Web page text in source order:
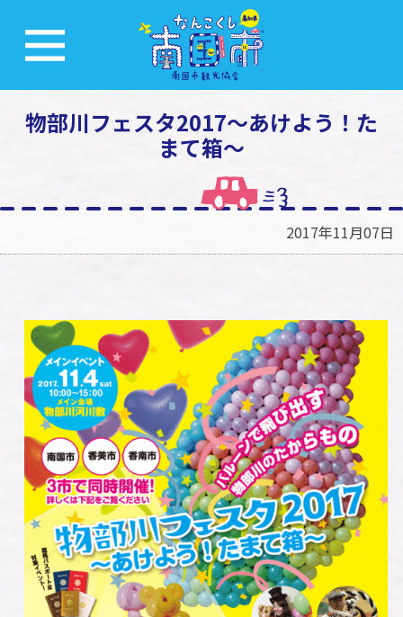
物部川フェスタ2017～あけよう！た
まて箱～
2017年11月07日